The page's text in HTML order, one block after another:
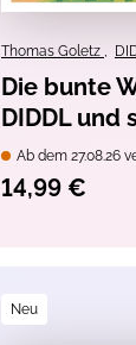
Thomas Goletz
Die bunte
DIDDL und
Freunden -
Zahlen
Ab dem 27.08.26
14,99 €
Neu